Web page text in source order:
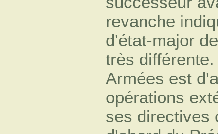
revanche
d'état-major
très
Armées est
opérations
ses directives